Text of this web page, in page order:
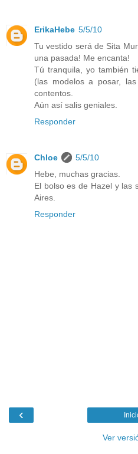
ErikaHebe 5/5/10
Tu vestido será de Sita
una pasada! Me encanta!
Tú tranquila, yo también
(las modelos a posar,
contentos.
Aún así salis geniales.
Responder
Chloe
5/5/10
Hebe, muchas gracias.
El bolso es de Hazel y las
Aires.
Responder
‹
Ver